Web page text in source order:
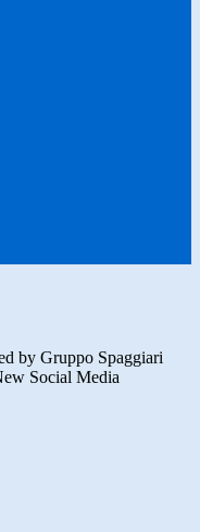
by Gruppo Spaggiari
Social Media